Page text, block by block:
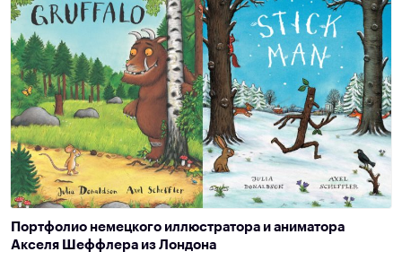
Портфолио немецкого иллюстратора и аниматора
Акселя Шеффлера из Лондона